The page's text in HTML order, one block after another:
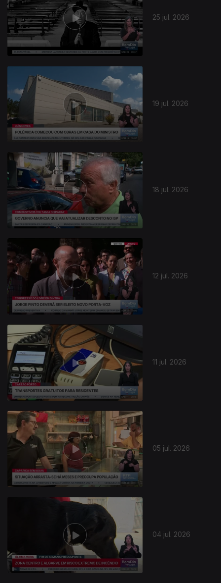
25 jul. 2026
19 jul. 2026
18 jul. 2026
12 jul. 2026
11 jul. 2026
05 jul. 2026
04 jul. 2026